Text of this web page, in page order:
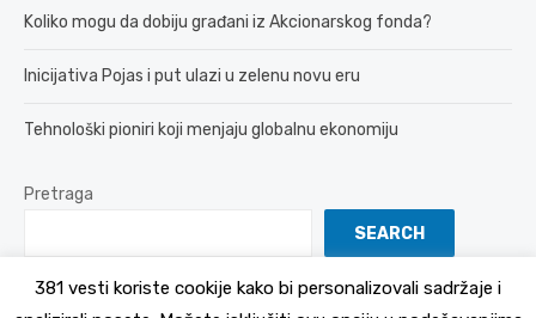
Koliko mogu da dobiju građani iz Akcionarskog fonda?
Inicijativa Pojas i put ulazi u zelenu novu eru
Tehnološki pioniri koji menjaju globalnu ekonomiju
Pretraga
SEARCH
381 vesti koriste cookije kako bi personalizovali sadržaje i